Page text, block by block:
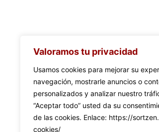
Valoramos tu privacidad
Usamos cookies para mejorar su
navegación, mostrarle anuncios o
personalizados y analizar nuestro
“Aceptar todo” usted da su
de las cookies. Enlace: https://
cookies/